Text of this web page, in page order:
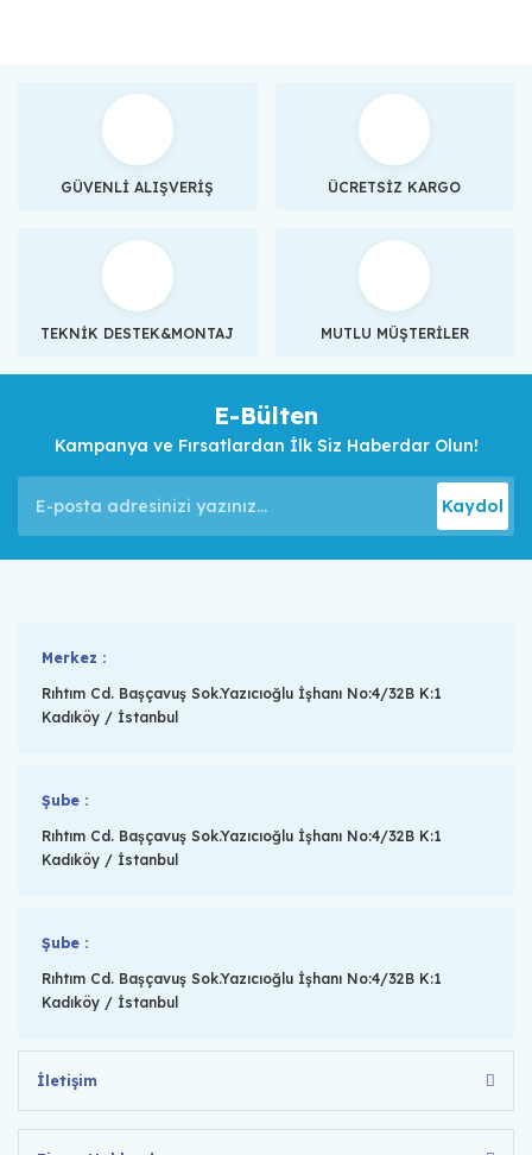
GÜVENLİ ALIŞVERİŞ ÜCRETSİZ KARGO
TEKNİK DESTEK&MONTAJ MUTLU MÜŞTERİLER
E-Bülten
Kampanya ve Fırsatlardan İlk Siz Haberdar Olun!
Kaydol
Merkez :
Rıhtım Cd. Başçavuş Sok.Yazıcıoğlu İşhanı No:4/32B K:1
Kadıköy / İstanbul
Şube :
Rıhtım Cd. Başçavuş Sok.Yazıcıoğlu İşhanı No:4/32B K:1
Kadıköy / İstanbul
Şube :
Rıhtım Cd. Başçavuş Sok.Yazıcıoğlu İşhanı No:4/32B K:1
Kadıköy / İstanbul
İletişim